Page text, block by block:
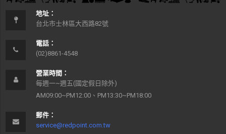
地址：
台北市士林區大西路82號
電話：
(02)8861-4548
營業時間：
每週一~週五(國定假日除外)
AM09:00~PM12:00、PM13:30~PM18:00
郵件：
service@redpoint.com.tw